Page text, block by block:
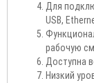
Для
USB,
рабочую
Доступна
Низкий